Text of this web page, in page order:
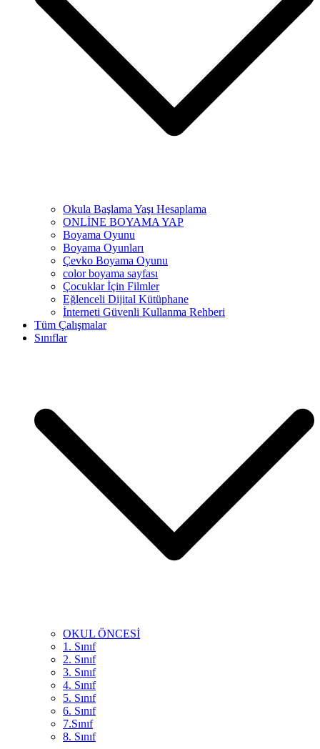
Okula Başlama Yaşı Hesaplama
ONLİNE BOYAMA YAP
Boyama Oyunu
Boyama Oyunları
Çevko Boyama Oyunu
color boyama sayfası
Çocuklar İçin Filmler
Eğlenceli Dijital Kütüphane
İnterneti Güvenli Kullanma Rehberi
Tüm Çalışmalar
Sınıflar
OKUL ÖNCESİ
1. Sınıf
2. Sınıf
3. Sınıf
4. Sınıf
5. Sınıf
6. Sınıf
7.Sınıf
8. Sınıf